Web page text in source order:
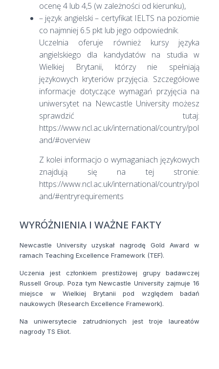
ocenę 4 lub 4,5 (w zależności od kierunku),
– język angielski – certyfikat IELTS na poziomie
co najmniej 6.5 pkt lub jego odpowiednik.
Uczelnia oferuje również kursy języka
angielskiego dla kandydatów na studia w
Wielkiej Brytanii, którzy nie spełniają
językowych kryteriów przyjęcia. Szczegółowe
informacje dotyczące wymagań przyjęcia na
uniwersytet na Newcastle University możesz
sprawdzić tutaj:
https://www.ncl.ac.uk/international/country/pol
and/#overview
Z kolei informacjo o wymaganiach językowych
znajdują się na tej stronie:
https://www.ncl.ac.uk/international/country/pol
and/#entryrequirements
WYRÓŻNIENIA I WAŻNE FAKTY
Newcastle University uzyskał nagrodę Gold Award w
ramach Teaching Excellence Framework (TEF).
Uczenia jest członkiem prestiżowej grupy badawczej
Russell Group. Poza tym Newcastle University zajmuje 16
miejsce w Wielkiej Brytanii pod względem badań
naukowych (Research Excellence Framework).
Na uniwersytecie zatrudnionych jest troje laureatów
nagrody TS Eliot.